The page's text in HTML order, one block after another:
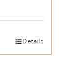
Details